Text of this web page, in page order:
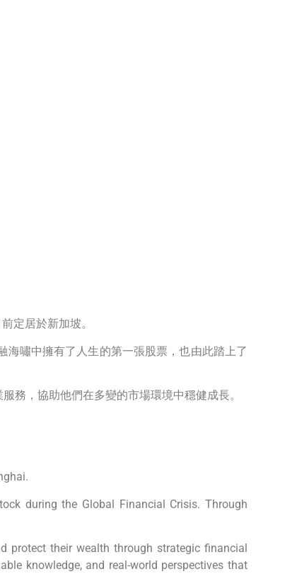
定居於新加坡。
嘯中擁有了人生的第一張股票，也由此踏上了
務，協助他們在多變的市場環境中穩健成長。
during the Global Financial Crisis. Through
protect their wealth through strategic financial
knowledge, and real-world perspectives that